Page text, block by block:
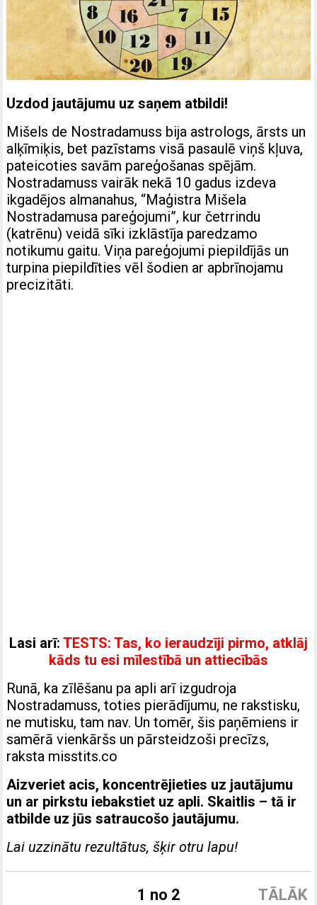
Uzdod jautājumu uz saņem atbildi!
Mišels de Nostradamuss bija astrologs, ārsts un
alķīmiķis, bet pazīstams visā pasaulē viņš kļuva,
pateicoties savām pareģošanas spējām.
Nostradamuss vairāk nekā 10 gadus izdeva
ikgadējos almanahus, “Maģistra Mišela
Nostradamusa pareģojumi”, kur četrrindu
(katrēnu) veidā sīki izklāstīja paredzamo
notikumu gaitu. Viņa pareģojumi piepildījās un
turpina piepildīties vēl šodien ar apbrīnojamu
precizitāti.
Lasi arī: TESTS: Tas, ko ieraudzīji pirmo, atklāj
kāds tu esi mīlestībā un attiecībās
Runā, ka zīlēšanu pa apli arī izgudroja
Nostradamuss, toties pierādījumu, ne rakstisku,
ne mutisku, tam nav. Un tomēr, šis paņēmiens ir
samērā vienkāršs un pārsteidzoši precīzs,
raksta misstits.co
Aizveriet acis, koncentrējieties uz jautājumu
un ar pirkstu iebakstiet uz apli. Skaitlis – tā ir
atbilde uz jūs satraucošo jautājumu.
Lai uzzinātu rezultātus, šķir otru lapu!
TĀLĀK
1 no 2